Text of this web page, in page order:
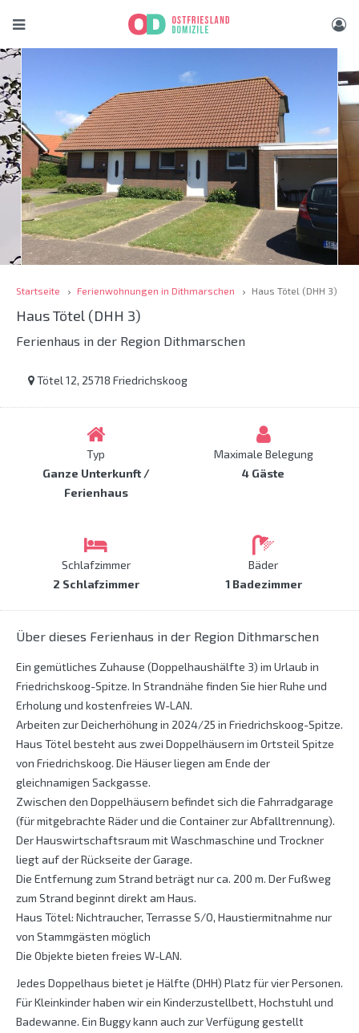
Startseite Ferienwohnungen in Dithmarschen Haus Tötel (DHH 3)
Haus Tötel (DHH 3)
Ferienhaus in der Region Dithmarschen
Tötel 12, 25718 Friedrichskoog
Typ
Ganze Unterkunft /
Ferienhaus
Maximale Belegung
4 Gäste
Schlafzimmer
2 Schlafzimmer
Bäder
1 Badezimmer
Über dieses Ferienhaus in der Region Dithmarschen
Ein gemütliches Zuhause (Doppelhaushälfte 3) im Urlaub in
Friedrichskoog-Spitze. In Strandnähe finden Sie hier Ruhe und
Erholung und kostenfreies W-LAN.
Arbeiten zur Deicherhöhung in 2024/25 in Friedrichskoog-Spitze.
Haus Tötel besteht aus zwei Doppelhäusern im Ortsteil Spitze
von Friedrichskoog. Die Häuser liegen am Ende der
gleichnamigen Sackgasse.
Zwischen den Doppelhäusern befindet sich die Fahrradgarage
(für mitgebrachte Räder und die Container zur Abfalltrennung).
Der Hauswirtschaftsraum mit Waschmaschine und Trockner
liegt auf der Rückseite der Garage.
Die Entfernung zum Strand beträgt nur ca. 200 m. Der Fußweg
zum Strand beginnt direkt am Haus.
Haus Tötel: Nichtraucher, Terrasse S/O, Haustiermitnahme nur
von Stammgästen möglich
Die Objekte bieten freies W-LAN.
Jedes Doppelhaus bietet je Hälfte (DHH) Platz für vier Personen.
Für Kleinkinder haben wir ein Kinderzustellbett, Hochstuhl und
Badewanne. Ein Buggy kann auch zur Verfügung gestellt